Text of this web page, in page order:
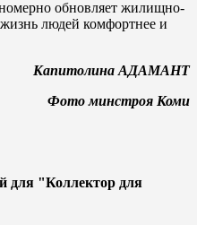
обновляет жилищно-
людей комфортнее и
Капитолина АДАМАНТ
Фото минстроя Коми
для "Коллектор для